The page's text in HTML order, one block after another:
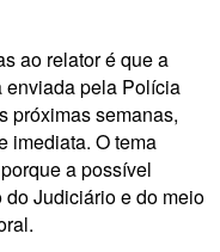
ao relator é que a
enviada pela Polícia
próximas semanas,
imediata. O tema
a possível
Judiciário e do meio